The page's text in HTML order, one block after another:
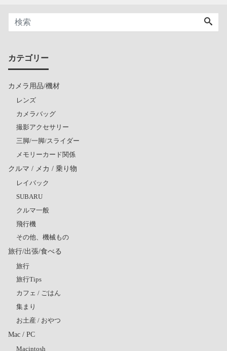
カテゴリー
カメラ用品/機材
レンズ
カメラバッグ
撮影アクセサリー
三脚/一脚/スライダー
メモリーカード関係
クルマ / メカ / 乗り物
レイバック
SUBARU
クルマ一般
飛行機
その他、機械もの
旅行/出張/食べる
旅行
旅行Tips
カフェ / ごはん
集まり
お土産 / おやつ
Mac / PC
Macintosh